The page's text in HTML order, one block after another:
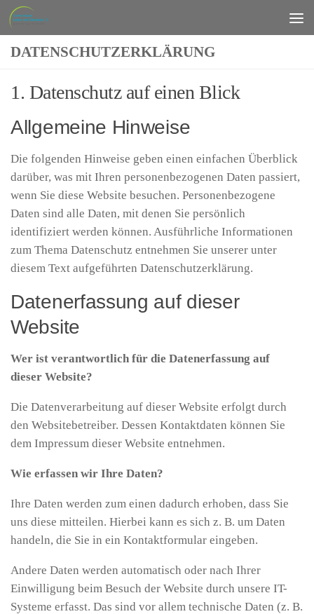
Zum Inhalt springen
DATENSCHUTZERKLÄRUNG
1. Datenschutz auf einen Blick
Allgemeine Hinweise
Die folgenden Hinweise geben einen einfachen Überblick
darüber, was mit Ihren personenbezogenen Daten passiert,
wenn Sie diese Website besuchen. Personenbezogene
Daten sind alle Daten, mit denen Sie persönlich
identifiziert werden können. Ausführliche Informationen
zum Thema Datenschutz entnehmen Sie unserer unter
diesem Text aufgeführten Datenschutzerklärung.
Datenerfassung auf dieser
Website
Wer ist verantwortlich für die Datenerfassung auf
dieser Website?
Die Datenverarbeitung auf dieser Website erfolgt durch
den Websitebetreiber. Dessen Kontaktdaten können Sie
dem Impressum dieser Website entnehmen.
Wie erfassen wir Ihre Daten?
Ihre Daten werden zum einen dadurch erhoben, dass Sie
uns diese mitteilen. Hierbei kann es sich z. B. um Daten
handeln, die Sie in ein Kontaktformular eingeben.
Andere Daten werden automatisch oder nach Ihrer
Einwilligung beim Besuch der Website durch unsere IT-
Systeme erfasst. Das sind vor allem technische Daten (z. B.